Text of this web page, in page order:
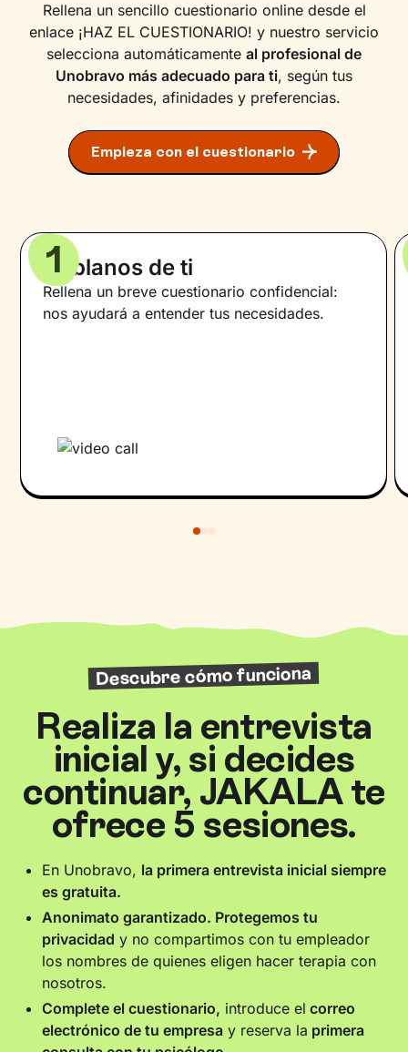
Rellena un sencillo cuestionario online desde el
enlace ¡HAZ EL CUESTIONARIO! y nuestro servicio
selecciona automáticamente al profesional de
Unobravo más adecuado para ti, según tus
necesidades, afinidades y preferencias.
Empieza con el cuestionario
Háblanos de ti
Rellena un breve cuestionario confidencial:
nos ayudará a entender tus necesidades.
1
Descubre cómo funciona
Realiza la entrevista
inicial y, si decides
continuar, JAKALA te
ofrece 5 sesiones.
En Unobravo, la primera entrevista inicial siempre
es gratuita.
Anonimato garantizado. Protegemos tu
privacidad y no compartimos con tu empleador
los nombres de quienes eligen hacer terapia con
nosotros.‍
Complete el cuestionario, introduce el correo
electrónico de tu empresa y reserva la primera